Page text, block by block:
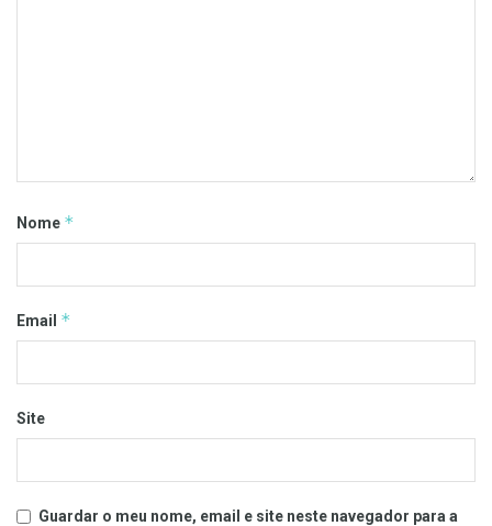
Nome *
Email *
Site
Guardar o meu nome, email e site neste navegador para a